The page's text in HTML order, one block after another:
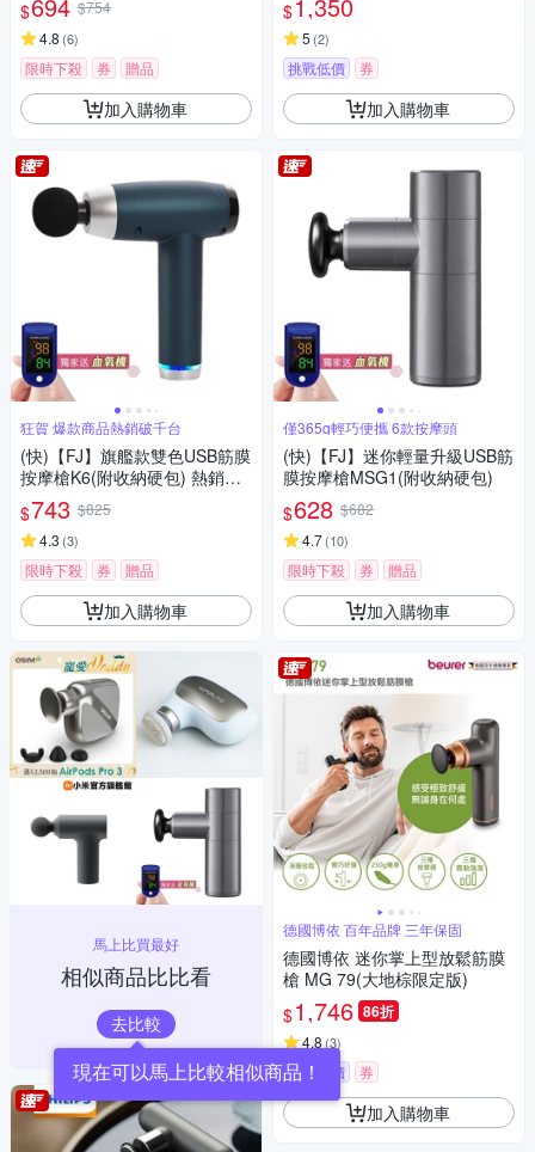
$694 $754
4.8 (6)
限時下殺 券 贈品
加入購物車
狂賀 爆款商品熱銷破千台
(快)【FJ】旗艦款雙色USB筋膜
按摩槍K6(附收納硬包) 熱銷推
薦
$743 $825
4.3 (3)
限時下殺 券 贈品
加入購物車
馬上比買最好
相似商品比比看
去比較
$1,350
5 (2)
挑戰低價 券
加入購物車
僅365g輕巧便攜 6款按摩頭
(快)【FJ】迷你輕量升級USB筋
膜按摩槍MSG1(附收納硬包)
$628 $682
4.7(10)
限時下殺 券 贈品
加入購物車
德國博依 百年品牌 三年保固
德國博依 迷你掌上型放鬆筋膜
槍 MG 79(大地棕限定版)
$1,746 86折
4.8(3)
挑戰低價 券
加入購物車